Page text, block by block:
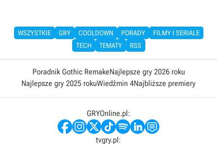
WSZYSTKIE GRY COOLDOWN PORADY
FILMY I SERIALE
TECH
TEMATY RSS
Poradnik Gothic RemakeNajlepsze gry 2026 roku
Najlepsze gry 2025 rokuWiedźmin 4Najbliższe premiery
GRYOnline.pl:
tvgry.pl: